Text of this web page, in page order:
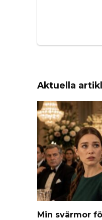
Aktuella
Min svärmor